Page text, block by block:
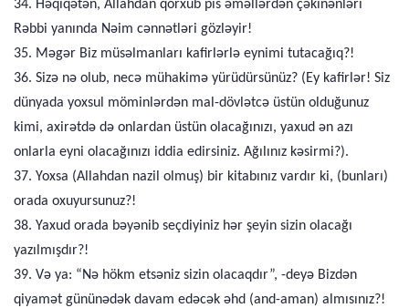
34. Həqiqətən, Allahdan qorxub pis əməllərdən çəkinənləri
Rəbbi yanında Nəim cənnətləri gözləyir!
35. Məgər Biz müsəlmanları kafirlərlə eynimi tutacağıq?!
36. Sizə nə olub, necə mühakimə yürüdürsünüz? (Ey kafirlər! Siz
dünyada yoxsul möminlərdən mal-dövlətcə üstün olduğunuz
kimi, axirətdə də onlardan üstün olacağınızı, yaxud ən azı
onlarla eyni olacağınızı iddia edirsiniz. Ağılınız kəsirmi?).
37. Yoxsa (Allahdan nazil olmuş) bir kitabınız vardır ki, (bunları)
orada oxuyursunuz?!
38. Yaxud orada bəyənib seçdiyiniz hər şeyin sizin olacağı
yazılmışdır?!
39. Və ya: “Nə hökm etsəniz sizin olacaqdır”, -deyə Bizdən
qiyamət gününədək davam edəcək əhd (and-aman) almısınız?!